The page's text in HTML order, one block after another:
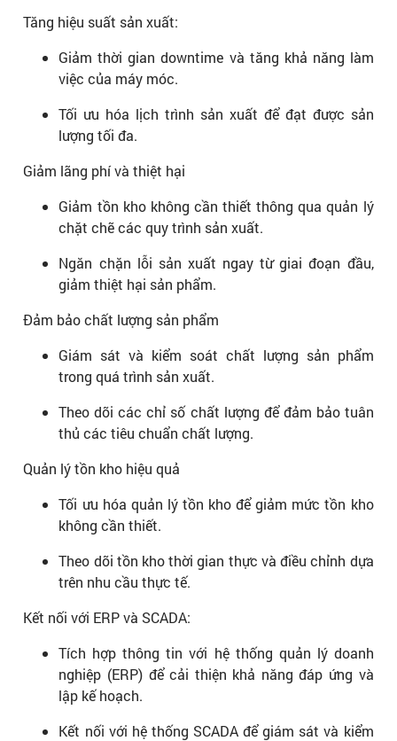
Tăng hiệu suất sản xuất:
Giảm thời gian downtime và tăng khả năng làm
việc của máy móc.
Tối ưu hóa lịch trình sản xuất để đạt được sản
lượng tối đa.
Giảm lãng phí và thiệt hại
Giảm tồn kho không cần thiết thông qua quản lý
chặt chẽ các quy trình sản xuất.
Ngăn chặn lỗi sản xuất ngay từ giai đoạn đầu,
giảm thiệt hại sản phẩm.
Đảm bảo chất lượng sản phẩm
Giám sát và kiểm soát chất lượng sản phẩm
trong quá trình sản xuất.
Theo dõi các chỉ số chất lượng để đảm bảo tuân
thủ các tiêu chuẩn chất lượng.
Quản lý tồn kho hiệu quả
Tối ưu hóa quản lý tồn kho để giảm mức tồn kho
không cần thiết.
Theo dõi tồn kho thời gian thực và điều chỉnh dựa
trên nhu cầu thực tế.
Kết nối với ERP và SCADA:
Tích hợp thông tin với hệ thống quản lý doanh
nghiệp (ERP) để cải thiện khả năng đáp ứng và
lập kế hoạch.
Kết nối với hệ thống SCADA để giám sát và kiểm